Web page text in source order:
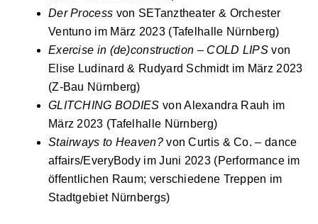
Der Process von SETanztheater & Orchester
Ventuno im März 2023 (Tafelhalle Nürnberg)
Exercise in (de)construction – COLD LIPSvon
Elise Ludinard & Rudyard Schmidt im März 2023
(Z-Bau Nürnberg)
GLITCHING BODIES von Alexandra Rauh im
März 2023 (Tafelhalle Nürnberg)
Stairways to Heaven?von Curtis & Co. – dance
affairs/EveryBody im Juni 2023 (Performance im
öffentlichen Raum; verschiedene Treppen im
Stadtgebiet Nürnbergs)